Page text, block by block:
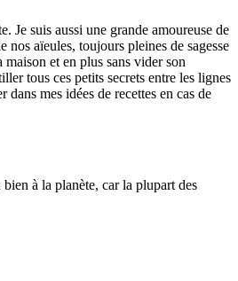
Je suis aussi une grande amoureuse de
nos aïeules, toujours pleines de sagesse
et en plus sans vider son
tous ces petits secrets entre les lignes
mes idées de recettes en cas de
à la planète, car la plupart des